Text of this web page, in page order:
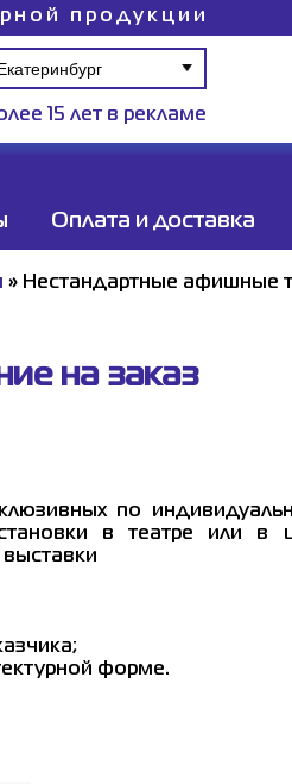
продукции
15 лет в рекламе
Оплата и доставка
» Нестандартные афишные
на заказ
по
в театре или в
форме.